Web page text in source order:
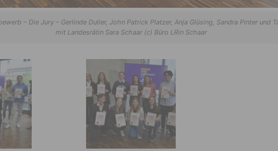
– Die Jury – Gerlinde Duller, John Patrick Platzer, Anja Glüsing, Sandra Pinter und
mit Landesrätin Sara Schaar (c) Büro LRin Schaar